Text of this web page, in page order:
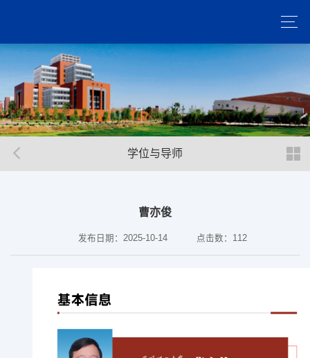
学位与导师
曹亦俊
发布日期：2025-10-14 点击数： 112